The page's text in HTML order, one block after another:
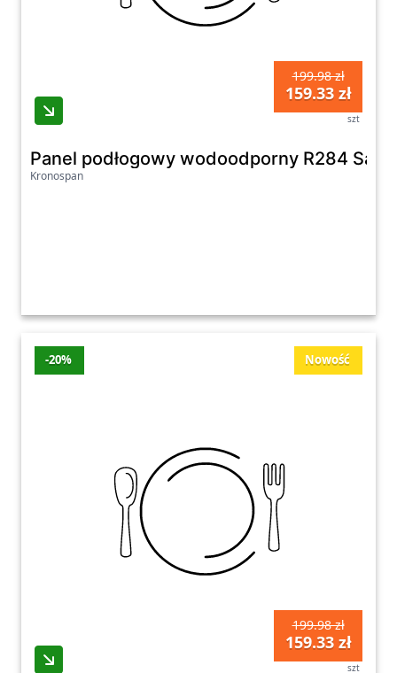
199.98 zł
159.33 zł
szt
Panel podłogowy wodoodporny R284
Kronospan
Nowość
-20%
199.98 zł
159.33 zł
szt